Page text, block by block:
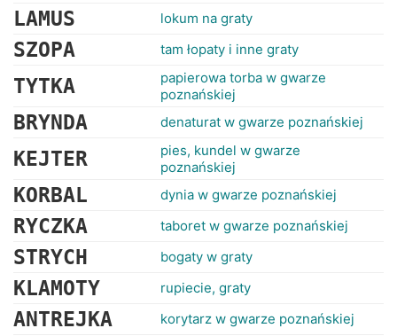
LAMUS lokum na graty
SZOPA tam łopaty i inne graty
TYTKA
papierowa torba w gwarze
poznańskiej
BRYNDA denaturat w gwarze poznańskiej
KEJTER
pies, kundel w gwarze
poznańskiej
KORBAL dynia w gwarze poznańskiej
RYCZKA taboret w gwarze poznańskiej
STRYCH bogaty w graty
KLAMOTY rupiecie, graty
ANTREJKA korytarz w gwarze poznańskiej